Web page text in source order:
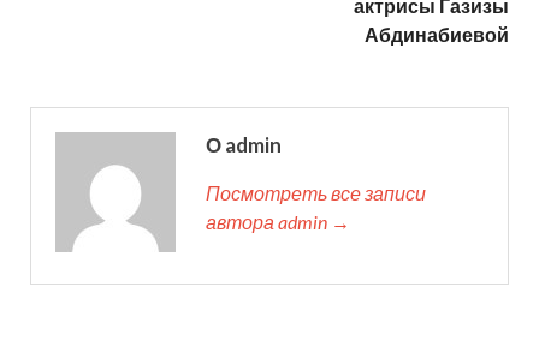
актрисы Газизы
Абдинабиевой
О admin
Посмотреть все записи
автора admin →